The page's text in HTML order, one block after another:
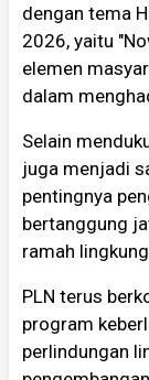
dengan tema
2026, yaitu
elemen
dalam
Selain
juga menjadi
pentingnya
bertanggung
ramah
PLN terus
program
perlindungan